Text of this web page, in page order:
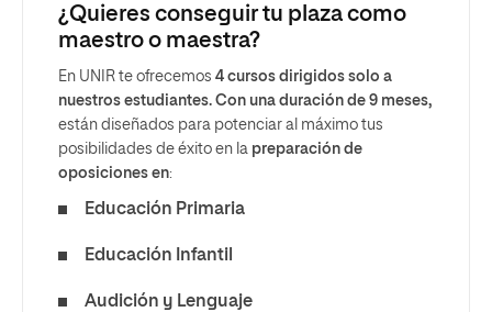
¿Quieres conseguir tu plaza como
maestro o maestra?
En UNIR te ofrecemos 4 cursos dirigidos solo a
nuestros estudiantes. Con una duración de 9 meses,
están diseñados para potenciar al máximo tus
posibilidades de éxito en la preparación de
oposiciones en:
Educación Primaria
Educación Infantil
Audición y Lenguaje